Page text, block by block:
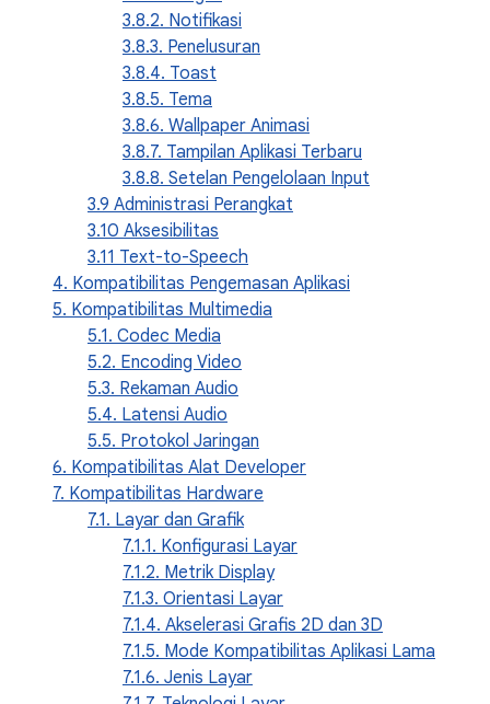
3.8.2. Notifikasi
3.8.3. Penelusuran
3.8.4. Toast
3.8.5. Tema
3.8.6. Wallpaper Animasi
3.8.7. Tampilan Aplikasi Terbaru
3.8.8. Setelan Pengelolaan Input
3.9 Administrasi Perangkat
3.10 Aksesibilitas
3.11 Text-to-Speech
4. Kompatibilitas Pengemasan Aplikasi
5. Kompatibilitas Multimedia
5.1. Codec Media
5.2. Encoding Video
5.3. Rekaman Audio
5.4. Latensi Audio
5.5. Protokol Jaringan
6. Kompatibilitas Alat Developer
7. Kompatibilitas Hardware
7.1. Layar dan Grafik
7.1.1. Konfigurasi Layar
7.1.2. Metrik Display
7.1.3. Orientasi Layar
7.1.4. Akselerasi Grafis 2D dan 3D
7.1.5. Mode Kompatibilitas Aplikasi Lama
7.1.6. Jenis Layar